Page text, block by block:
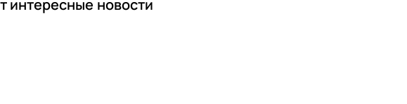
интересные новости